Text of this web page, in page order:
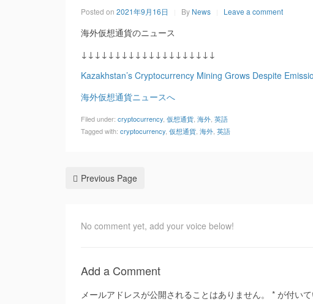
Posted on 2021年9月16日 By News Leave a comment
海外仮想通貨のニュース
↓↓↓↓↓↓↓↓↓↓↓↓↓↓↓↓↓↓↓↓
Kazakhstan’s Cryptocurrency Mining Grows Despite
海外仮想通貨ニュースへ
Filed under: cryptocurrency 仮想通貨 海外 英語
Tagged with: cryptocurrency 仮想通貨 海外 英語
Previous Page
No comment yet, add your voice below!
Add a Comment
メールアドレスが公開されることはありません。 * が付い